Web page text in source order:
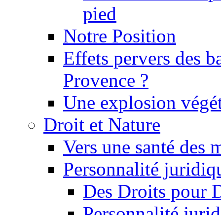
pied
Notre Position
Effets pervers des
Provence ?
Une explosion
Droit et Nature
Vers une santé des
Personnalité
Des Droits pour